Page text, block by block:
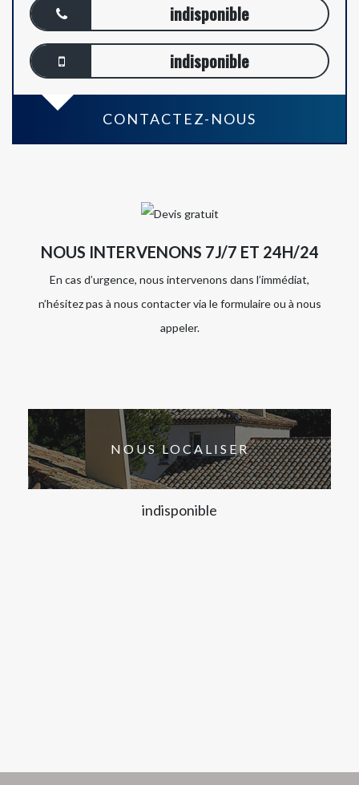
indisponible
indisponible
CONTACTEZ-NOUS
NOUS INTERVENONS 7J/7 ET 24H/24
En cas d’urgence, nous intervenons dans l’immédiat,
n’hésitez pas à nous contacter via le formulaire ou à nous
appeler.
NOUS LOCALISER
indisponible